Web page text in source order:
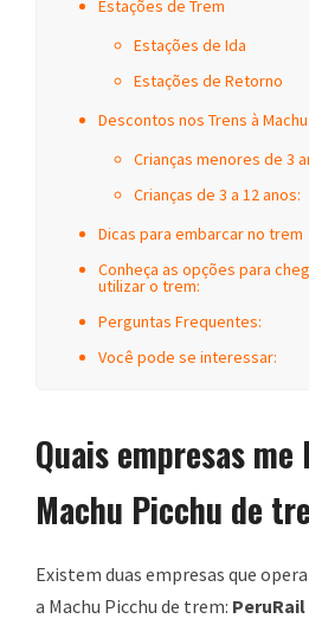
Estações de Trem
Estações de Ida
Estações de Retorno
Descontos nos Trens à
Crianças menores de 3
Crianças de 3 a 12 anos:
Dicas para embarcar no trem
Conheça as opções para
utilizar o trem:
Perguntas Frequentes:
Você pode se interessar:
Quais empresas me
Machu Picchu de
Existem duas empresas que
a Machu Picchu de trem: PeruRail